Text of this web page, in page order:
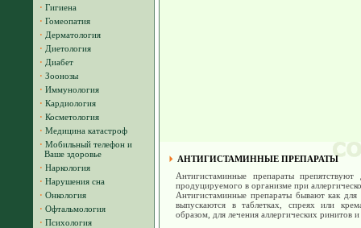
· Гигиена
· Гомеопатия
· Дерматология
· Диетология
· Диабет
· Зоонозы
· Иммунология
· Кардиология
· Косметология
· Медицина катастроф
· Мобильный телефон и
Ваше здоровье
· Наркология
· Нарушения сна
· Онкология
· Офтальмология
· Психология
АНТИГИСТАМИННЫЕ ПРЕПАРАТЫ
Антигистаминные препараты
продуцируемого в организме при
Антигистаминные препараты бывают как
выпускаются в таблетках, спреях или
образом, для лечения аллергических ринитов